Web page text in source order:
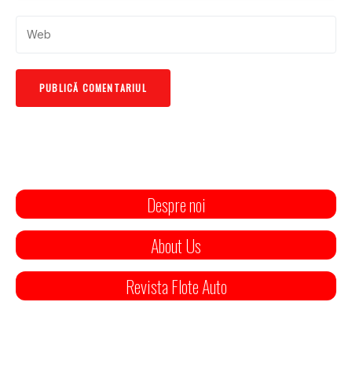
Despre noi
About Us
Revista Flote Auto